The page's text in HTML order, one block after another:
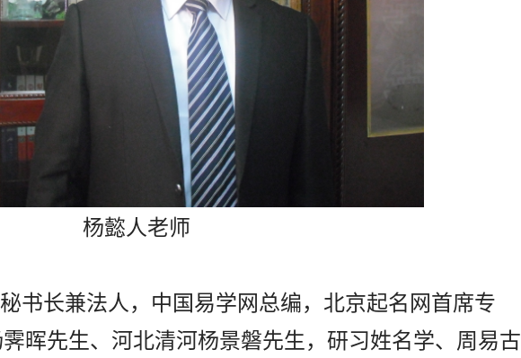
杨懿人老师
书长兼法人，中国易学网总编，北京起名网首席专
晖先生、河北清河杨景磐先生，研习姓名学、周易古